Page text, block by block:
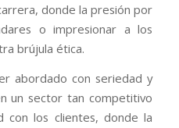
donde la presión por
o impresionar a los
brújula ética.
abordado con seriedad y
un sector tan competitivo
con los clientes, donde la